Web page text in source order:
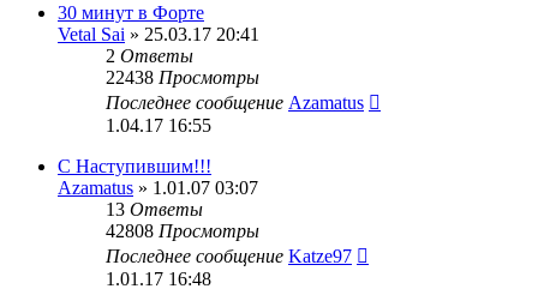
30 минут в Форте
Vetal Sai » 25.03.17 20:41
2 Ответы
22438 Просмотры
Последнее сообщение Azamatus
1.04.17 16:55
С Наступившим!!!
Azamatus » 1.01.07 03:07
13 Ответы
42808 Просмотры
Последнее сообщение Katze97
1.01.17 16:48